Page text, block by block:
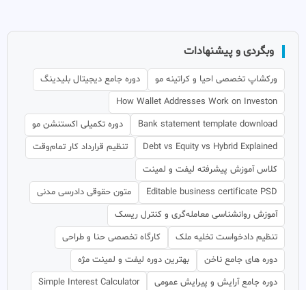
وبگردی و پیشنهادات
ورکشاپ تخصصی احیا و کراتینه مو
دوره جامع دیجیتال بلیدینگ
How Wallet Addresses Work on Investon
Bank statement template download
دوره تکمیلی اکستنشن مو
Debt vs Equity vs Hybrid Explained
تنظیم قرارداد کار تمام‌وقت
کلاس آموزش پیشرفته لیفت و لمینت
Editable business certificate PSD
متون حقوقی دادرسی مدنی
آموزش روانشناسی معامله‌گری و کنترل ریسک
تنظیم دادخواست تخلیه ملک
کارگاه تخصصی حنا و طراحی
دوره های جامع ناخن
بهترین دوره لیفت و لمینت مژه
دوره جامع آرایش و پیرایش عمومی
Simple Interest Calculator